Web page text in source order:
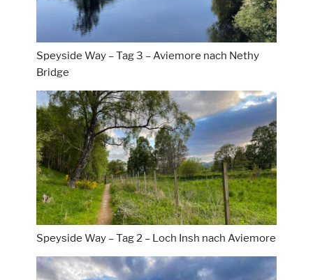
Speyside Way – Tag 3 – Aviemore nach Nethy
Bridge
Speyside Way – Tag 2 – Loch Insh nach Aviemore